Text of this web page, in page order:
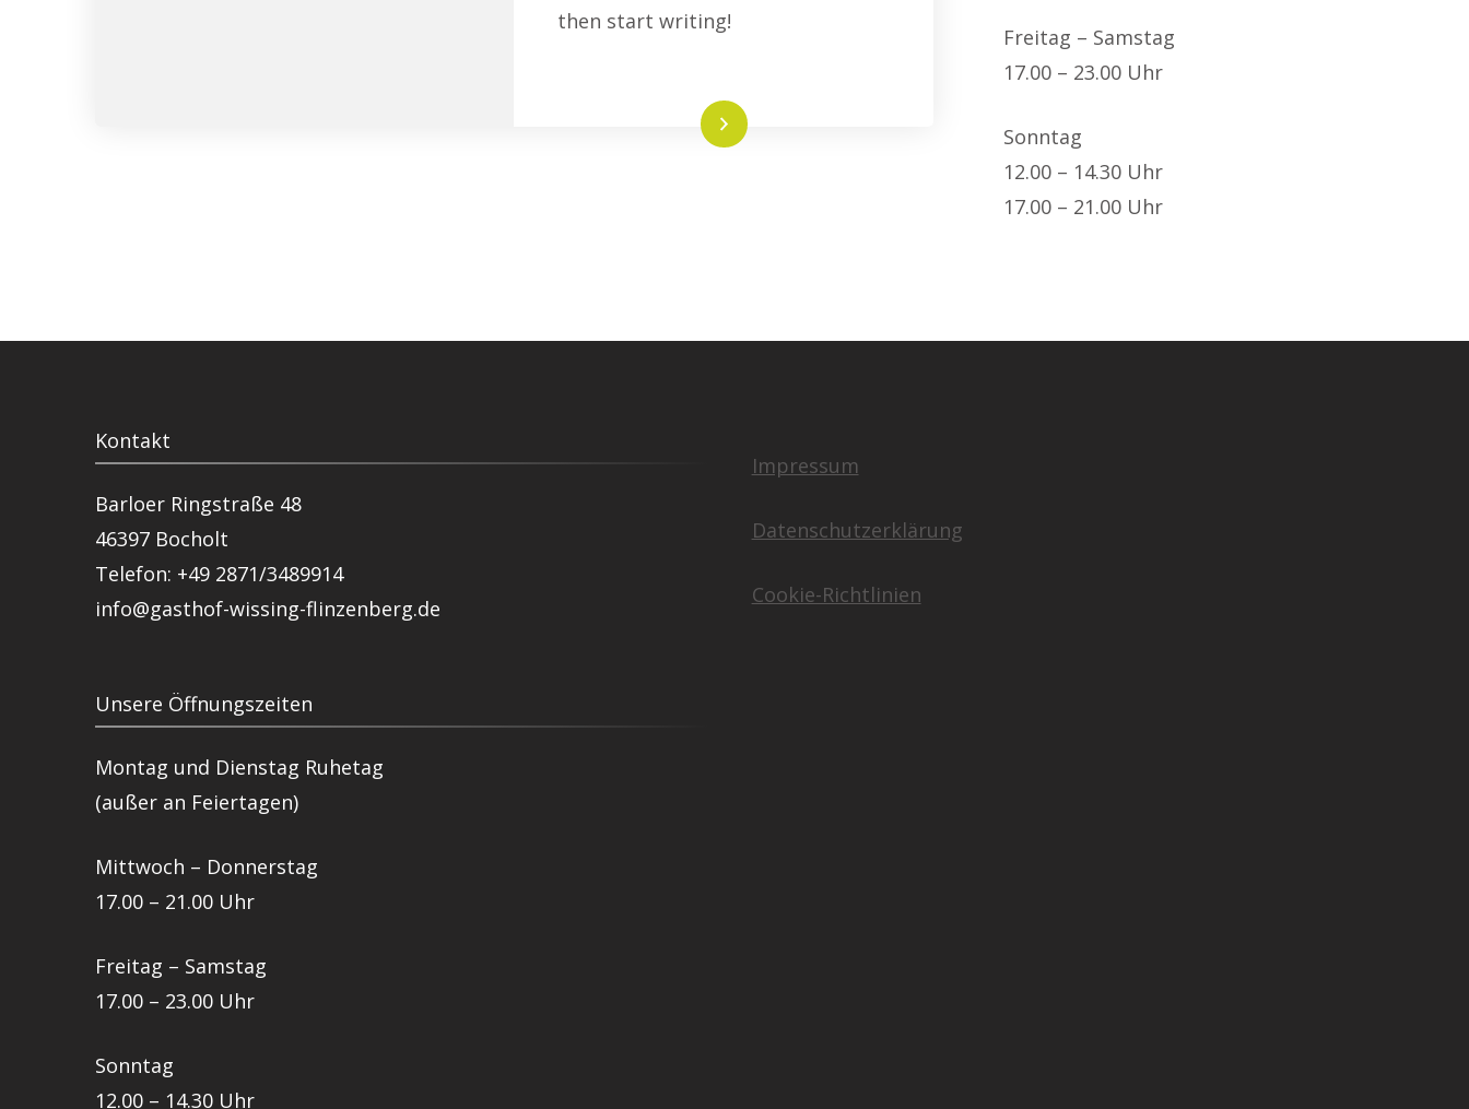
then start writing!
Weiterlesen
Freitag – Samstag
17.00 – 23.00 Uhr
Sonntag
12.00 – 14.30 Uhr
17.00 – 21.00 Uhr
Kontakt
Barloer Ringstraße 48
46397 Bocholt
Telefon: +49 2871/3489914
info@gasthof-wissing-flinzenberg.de
Unsere Öffnungszeiten
Montag und Dienstag Ruhetag
(außer an Feiertagen)
Mittwoch – Donnerstag
17.00 – 21.00 Uhr
Freitag – Samstag
17.00 – 23.00 Uhr
Sonntag
12.00 – 14.30 Uhr
Impressum
Datenschutzerklärung
Cookie-Richtlinien